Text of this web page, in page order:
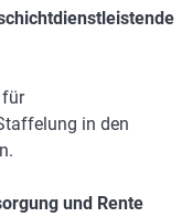
für
in den
und Rente